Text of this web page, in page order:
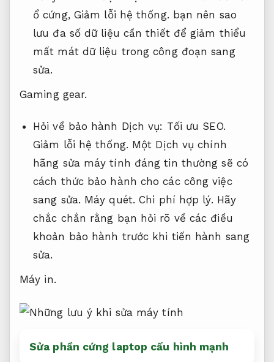
ổ cứng, Giảm lỗi hệ thống. bạn nên sao
lưu đa số dữ liệu cần thiết để giảm thiểu
mất mát dữ liệu trong công đoạn sang
sửa.
Gaming gear.
Hỏi về bảo hành Dịch vụ: Tối ưu SEO.
Giảm lỗi hệ thống. Một Dịch vụ chính
hãng sửa máy tính đáng tin thường sẽ có
cách thức bảo hành cho các công việc
sang sửa. Máy quét. Chi phí hợp lý. Hãy
chắc chắn rằng bạn hỏi rõ về các điều
khoản bảo hành trước khi tiến hành sang
sửa.
Máy in.
Sửa phần cứng laptop cấu hình mạnh